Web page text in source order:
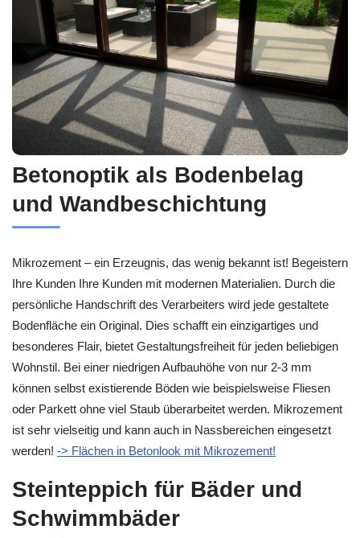
Betonoptik als Bodenbelag
und Wandbeschichtung
Mikrozement – ein Erzeugnis, das wenig bekannt ist! Begeistern
Ihre Kunden Ihre Kunden mit modernen Materialien. Durch die
persönliche Handschrift des Verarbeiters wird jede gestaltete
Bodenfläche ein Original. Dies schafft ein einzigartiges und
besonderes Flair, bietet Gestaltungsfreiheit für jeden beliebigen
Wohnstil. Bei einer niedrigen Aufbauhöhe von nur 2-3 mm
können selbst existierende Böden wie beispielsweise Fliesen
oder Parkett ohne viel Staub überarbeitet werden. Mikrozement
ist sehr vielseitig und kann auch in Nassbereichen eingesetzt
werden! -> Flächen in Betonlook mit Mikrozement!
Steinteppich für Bäder und
Schwimmbäder